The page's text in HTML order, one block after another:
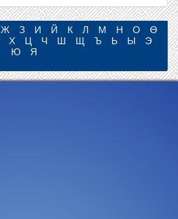
Ж З И Й К Л М Н О
Ө
Х Ц Ч Ш Щ Ъ Ь Ы
Э
Ю
Я